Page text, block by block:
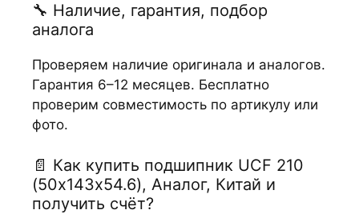
🔧 Наличие, гарантия, подбор
аналога
Проверяем наличие оригинала и аналогов.
Гарантия 6–12 месяцев. Бесплатно
проверим совместимость по артикулу или
фото.
📄 Как купить подшипник UCF 210
(50х143х54.6), Аналог, Китай и
получить счёт?